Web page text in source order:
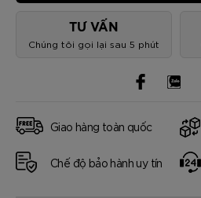
TƯ VẤN
Chúng tôi gọi lại sau 5 phút
Giao hàng toàn quốc
Chế độ bảo hành uy tín